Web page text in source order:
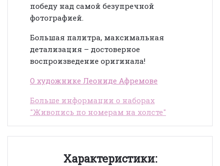
победу над самой безупречной
фотографией.
Большая палитра, максимальная
детализация – достоверное
воспроизведение оригинала!
О художнике Леониде Афремове
Больше информации о наборах
"Живопись по номерам на холсте"
Характеристики: